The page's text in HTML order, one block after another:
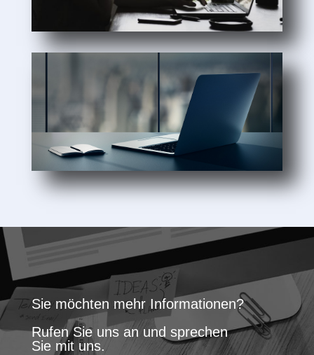
Sie möchten mehr Informationen?
Rufen Sie uns an und sprechen
Sie mit uns.